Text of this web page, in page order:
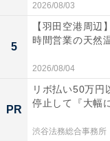
「嬉野温泉 和多
「嬉野温泉 和多
せられています。
2026/08/03
5
【羽田空港周
時間営業の天然
2026/08/04
PR
リボ払い50万円
停止して『大幅
渋谷法務総合事務所